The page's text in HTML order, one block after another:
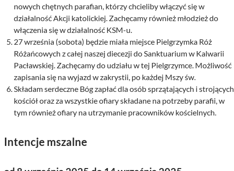
nowych chętnych parafian, którzy chcieliby włączyć się w
działalność Akcji katolickiej. Zachęcamy również młodzież do
włączenia się w działalność KSM-u.
27 września (sobota) będzie miała miejsce Pielgrzymka Róż
Różańcowych z całej naszej diecezji do Sanktuarium w Kalwarii
Pacławskiej. Zachęcamy do udziału w tej Pielgrzymce. Możliwość
zapisania się na wyjazd w zakrystii, po każdej Mszy św.
Składam serdeczne Bóg zapłać dla osób sprzątających i strojących
kościół oraz za wszystkie ofiary składane na potrzeby parafii, w
tym również ofiary na utrzymanie pracowników kościelnych.
Intencje mszalne